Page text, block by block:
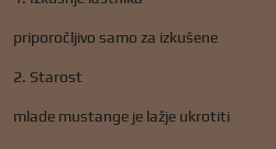
priporočljivo samo za izkušene
2. Starost
mlade mustange je lažje ukrotiti